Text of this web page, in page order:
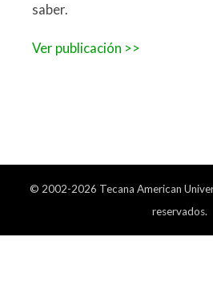
saber.
Ver publicación >>
© 2002-2026 Tecana American
reservados.